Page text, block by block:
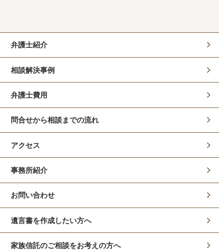
弁護士紹介
相談解決事例
弁護士費用
問合せから相談までの流れ
アクセス
事務所紹介
お問い合わせ
遺言書を作成したい方へ
家族信託のご相談をお考えの方へ